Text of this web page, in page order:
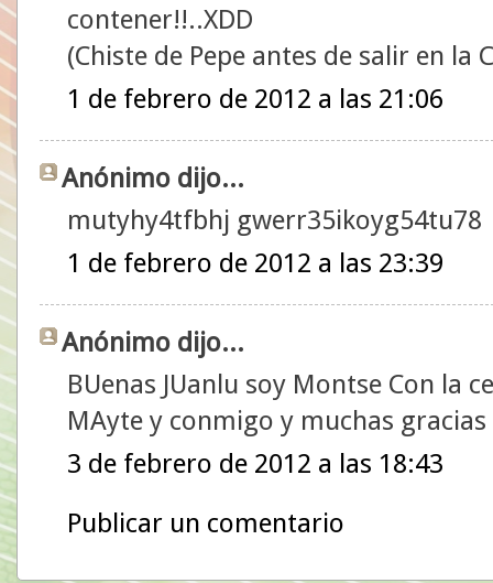
contener!!..XDD
(Chiste de Pepe antes de salir en la
1 de febrero de 2012 a las 21:06
Anónimo dijo...
mutyhy4tfbhj gwerr35ikoyg54tu78
1 de febrero de 2012 a las 23:39
Anónimo dijo...
BUenas JUanlu soy Montse Con la
MAyte y conmigo y muchas gracias
3 de febrero de 2012 a las 18:43
Publicar un comentario